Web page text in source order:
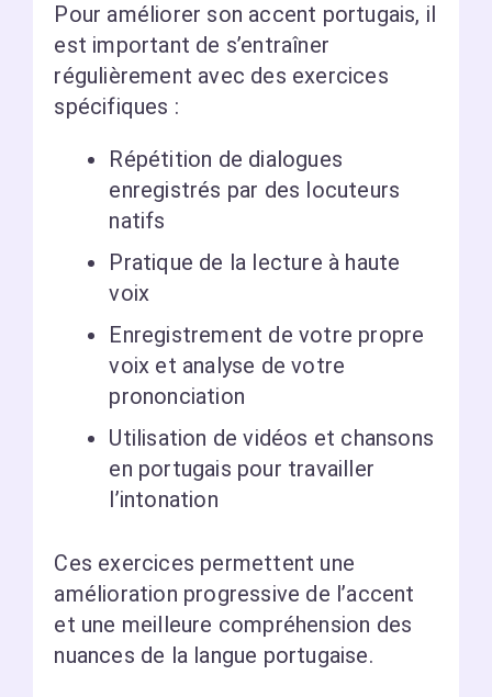
Pour améliorer son accent portugais, il
est important de s’entraîner
régulièrement avec des exercices
spécifiques :
Répétition de dialogues
enregistrés par des locuteurs
natifs
Pratique de la lecture à haute
voix
Enregistrement de votre propre
voix et analyse de votre
prononciation
Utilisation de vidéos et chansons
en portugais pour travailler
l’intonation
Ces exercices permettent une
amélioration progressive de l’accent
et une meilleure compréhension des
nuances de la langue portugaise.